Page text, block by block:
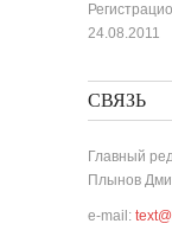
24.08.2011
СВЯЗЬ
Главный
Плынов
e-mail: